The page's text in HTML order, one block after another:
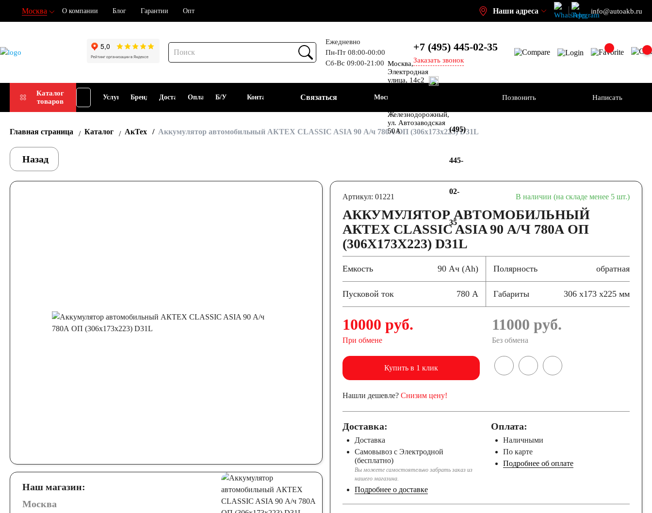
Москва О компании Блог Гарантии Опт Наши адреса info@autoakb.ru
Ежедневно
Пн-Пт 08:00-00:00
Сб-Вс 09:00-21:00
+7 (495)445-02-35
Заказать звонок
Каталог
товаров
Подбор
АКБ
Услуги Бренды ДоставкаОплата Б/У Контакты Связаться Москва
Москва,
Электродная
улица, 14с2
Энтузиастов
Железнодорожный,
ул. Автозаводская
50А
(495)
445-
02-
35
Позвонить Написать
Главная страница Каталог АкТех Аккумулятор автомобильный АКТЕХ CLASSIC ASIA 90 А/ч 780А ОП (306x173x223) D31L
Назад
Наш магазин:
Москва
Артикул: 01221 В наличии (на складе менее 5 шт.)
АККУМУЛЯТОР АВТОМОБИЛЬНЫЙ
АКТЕХ CLASSIC ASIA 90 А/Ч 780А ОП
(306X173X223) D31L
Емкость 90 Ач (Ah) Полярность обратная
Пусковой ток 780 А Габариты 306 x173 x225 мм
10000 руб.
При обмене
11000 руб.
Без обмена
Купить в 1 клик
Нашли дешевле? Снизим цену!
Доставка:
Доставка
Самовывоз с Электродной
(бесплатно)
Вы можете самостоятельно забрать заказ из
нашего магазина.
Подробнее о доставке
Оплата:
Наличными
По карте
Подробнее об оплате